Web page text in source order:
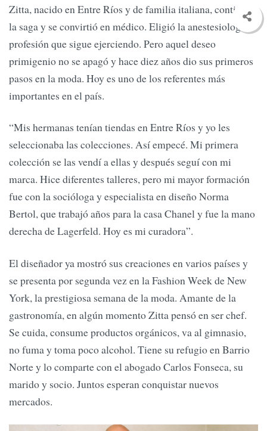
Zitta, nacido en Entre Ríos y de familia italiana, continuó
la saga y se convirtió en médico. Eligió la anestesiología,
profesión que sigue ejerciendo. Pero aquel deseo
primigenio no se apagó y hace diez años dio sus primeros
pasos en la moda. Hoy es uno de los referentes más
importantes en el país.
“Mis hermanas tenían tiendas en Entre Ríos y yo les
seleccionaba las colecciones. Así empecé. Mi primera
colección se las vendí a ellas y después seguí con mi
marca. Hice diferentes talleres, pero mi mayor formación
fue con la socióloga y especialista en diseño Norma
Bertol, que trabajó años para la casa Chanel y fue la mano
derecha de Lagerfeld. Hoy es mi curadora”.
El diseñador ya mostró sus creaciones en varios países y
se presenta por segunda vez en la Fashion Week de New
York, la prestigiosa semana de la moda. Amante de la
gastronomía, en algún momento Zitta pensó en ser chef.
Se cuida, consume productos orgánicos, va al gimnasio,
no fuma y toma poco alcohol. Tiene su refugio en Barrio
Norte y lo comparte con el abogado Carlos Fonseca, su
marido y socio. Juntos esperan conquistar nuevos
mercados.